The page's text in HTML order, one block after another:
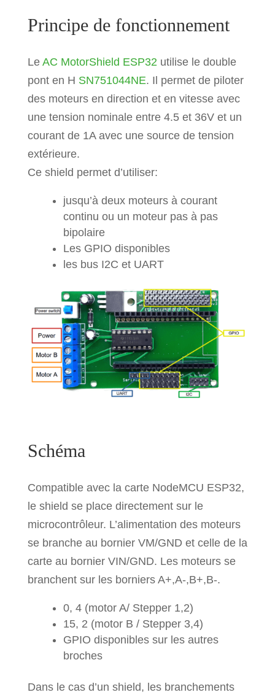
Principe de fonctionnement
Le AC MotorShield ESP32 utilise le double
pont en H SN751044NE. Il permet de piloter
des moteurs en direction et en vitesse avec
une tension nominale entre 4.5 et 36V et un
courant de 1A avec une source de tension
extérieure.
Ce shield permet d’utiliser:
jusqu’à deux moteurs à courant
continu ou un moteur pas à pas
bipolaire
Les GPIO disponibles
les bus I2C et UART
Schéma
Compatible avec la carte NodeMCU ESP32,
le shield se place directement sur le
microcontrôleur. L’alimentation des moteurs
se branche au bornier VM/GND et celle de la
carte au bornier VIN/GND. Les moteurs se
branchent sur les borniers A+,A-,B+,B-.
0, 4 (motor A/ Stepper 1,2)
15, 2 (motor B / Stepper 3,4)
GPIO disponibles sur les autres
broches
Dans le cas d’un shield, les branchements